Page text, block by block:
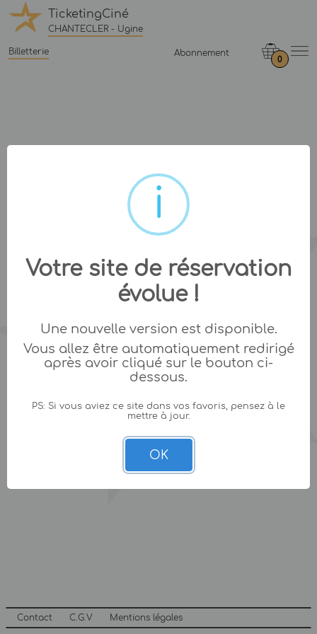
TicketingCiné
CHANTECLER - Ugine
Billetterie Abonnement
0
Contact C.G.V Mentions légales
Votre site de réservation
évolue !
Une nouvelle version est disponible.
Vous allez être automatiquement redirigé
après avoir cliqué sur le bouton ci-
dessous.
PS: Si vous aviez ce site dans vos favoris, pensez à le
mettre à jour.
OK